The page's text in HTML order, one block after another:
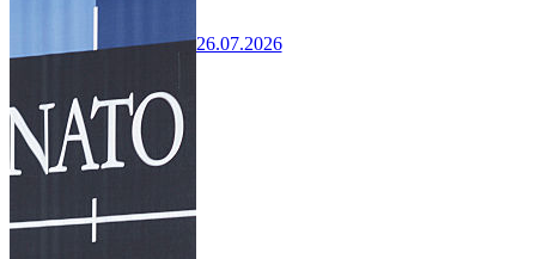
26.07.2026